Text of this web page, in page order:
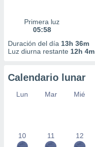
Primera luz
05:58
Duración del día 13h 36m
Luz diurna restante 12h 4m
Calendario lunar
Lun Mar Mié
10 11 12